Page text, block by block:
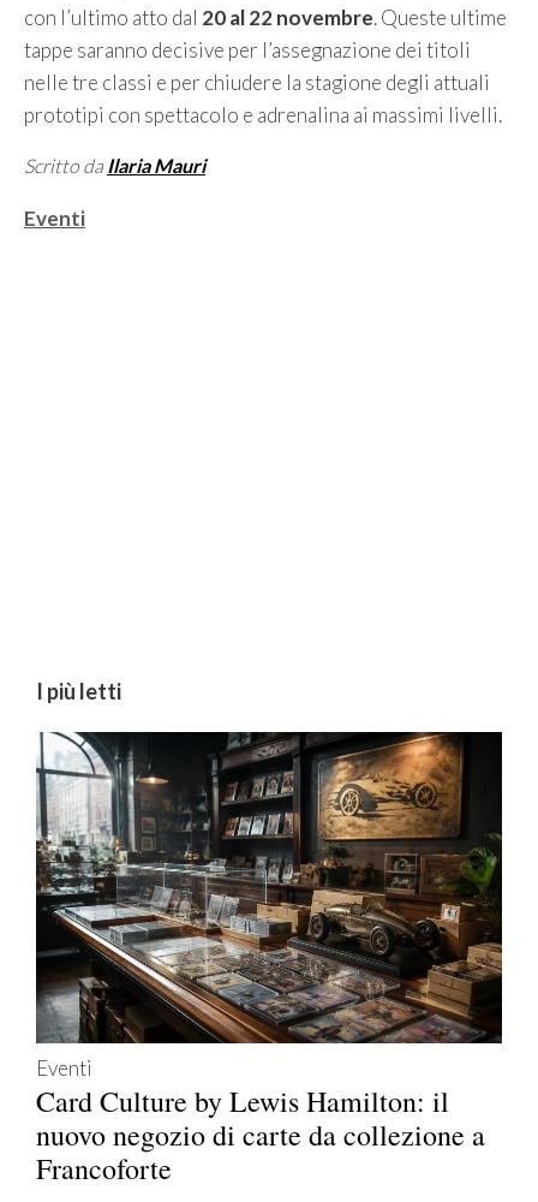
con l’ultimo atto dal 20 al 22 novembre. Queste ultime
tappe saranno decisive per l’assegnazione dei titoli
nelle tre classi e per chiudere la stagione degli attuali
prototipi con spettacolo e adrenalina ai massimi livelli.
Scritto da Ilaria Mauri
Categorie
Eventi
I più letti
Eventi
Card Culture by Lewis Hamilton: il
nuovo negozio di carte da collezione a
Francoforte